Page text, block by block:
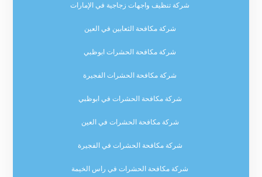
شركة تنظيف واجهات زجاجية في الإمارات
شركة مكافحة الثعابين في العين
شركة مكافحة الحشرات ابوظبي
شركة مكافحة الحشرات الفجيرة
شركة مكافحة الحشرات في ابوظبي
شركة مكافحة الحشرات في العين
شركة مكافحة الحشرات في الفجيرة
شركة مكافحة الحشرات في راس الخيمة